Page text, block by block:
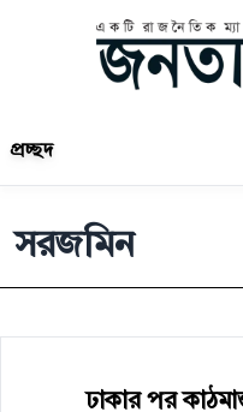
প্রচ্ছদ
সরজমিন
ঢাকার পর